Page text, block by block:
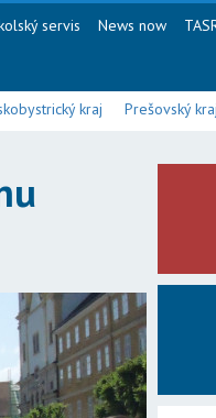
servis News now
kraj Prešovský kraj